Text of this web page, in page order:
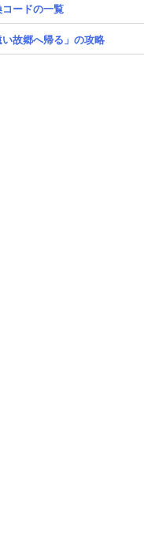
ードの一覧
い故郷へ帰る」の攻略